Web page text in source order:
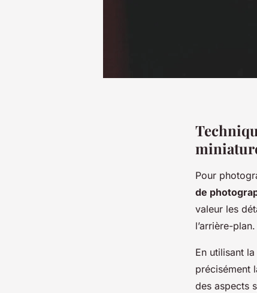
Pour
de
valeur les
l’arrière-
En utilisant la
précisément
des aspects